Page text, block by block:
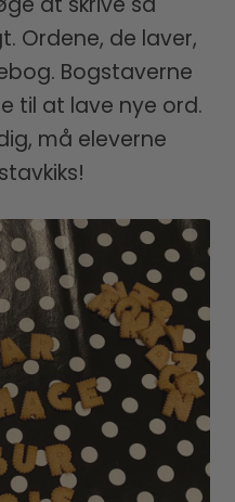
Ordene, de laver,
Bogstaverne
til at lave nye ord.
må eleverne